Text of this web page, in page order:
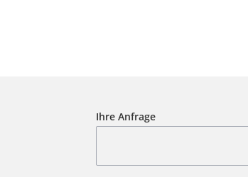
Ihre Anfrage